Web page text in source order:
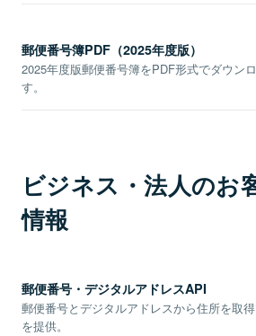
郵便番号簿PDF（2025年度版）
2025年度版郵便番号簿をPDF形式でダウン
す。
ビジネス・法人のお
情報
郵便番号・デジタルアドレスAPI
郵便番号とデジタルアドレスから住所を取
を提供。